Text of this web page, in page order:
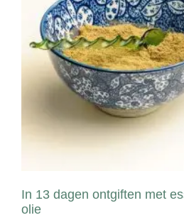
In 13 dagen ontgiften met
olie